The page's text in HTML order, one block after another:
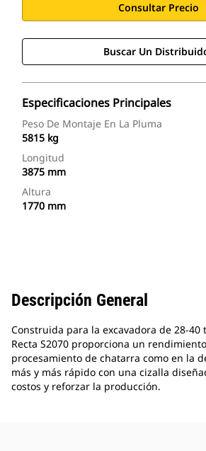
Consultar Precio
Buscar Un
Especificaciones Principales
Peso De Montaje En La Pluma
5815 kg
Longitud
3875 mm
Altura
1770 mm
Descripción General
Construida para la excavadora de 28-40
Recta S2070 proporciona un
procesamiento de chatarra como en la
más y más rápido con una cizalla
costos y reforzar la producción.